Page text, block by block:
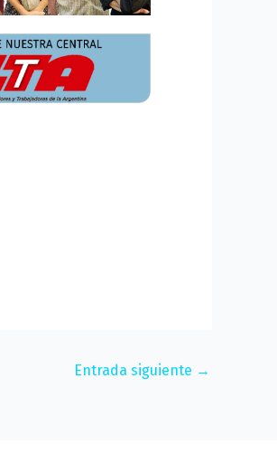
Entrada siguiente →